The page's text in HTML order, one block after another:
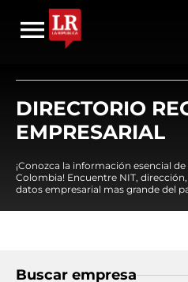
DIRECTORIO
EMPRESARIAL
¡Conozca la información esencial
Colombia! Encuentre NIT,
datos empresarial mas grande del
Buscar empresa